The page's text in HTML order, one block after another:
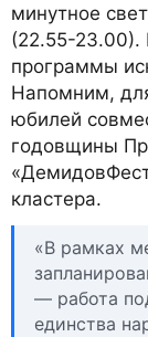
минутное
(22.55-23.00).
программы
Напомним,
юбилей
годовщины
кластера.
«В рамках
— работа
единства